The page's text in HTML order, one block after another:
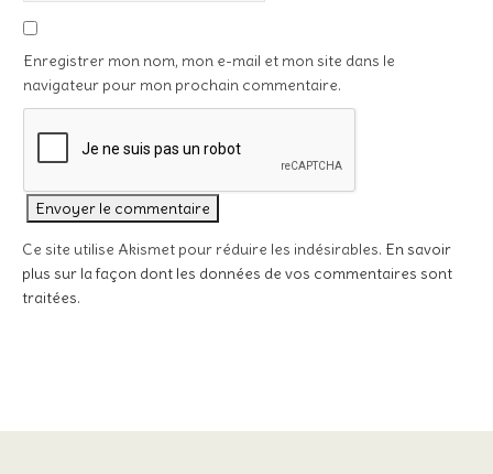
Enregistrer mon nom, mon e-mail et mon site dans le
navigateur pour mon prochain commentaire.
Ce site utilise Akismet pour réduire les indésirables. En savoir
plus sur la façon dont les données de vos commentaires sont
traitées.